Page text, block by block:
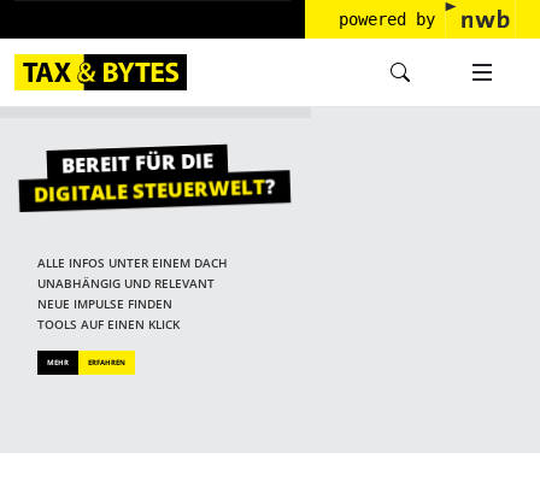
powered by
BEREIT FÜR DIE
DIGITALE STEUERWELT?
ALLE INFOS UNTER EINEM DACH
UNABHÄNGIG UND RELEVANT
NEUE IMPULSE FINDEN
TOOLS AUF EINEN KLICK
MEHR ERFAHREN